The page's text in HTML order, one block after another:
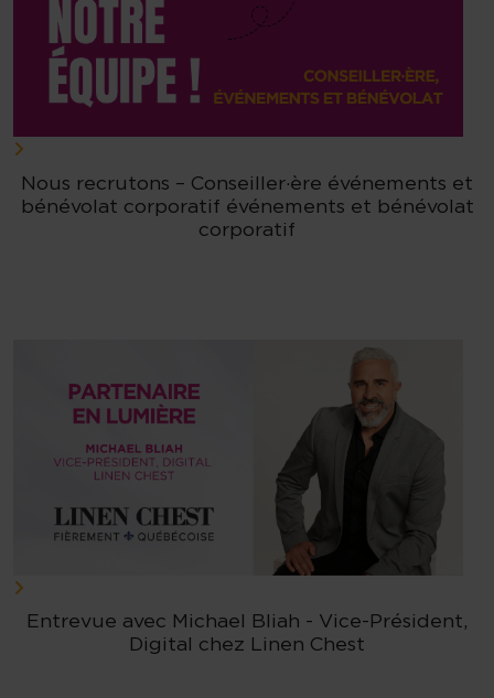
Nous recrutons – Conseiller·ère événements et
bénévolat corporatif événements et bénévolat
corporatif
Entrevue avec Michael Bliah - Vice-Président,
Digital chez Linen Chest